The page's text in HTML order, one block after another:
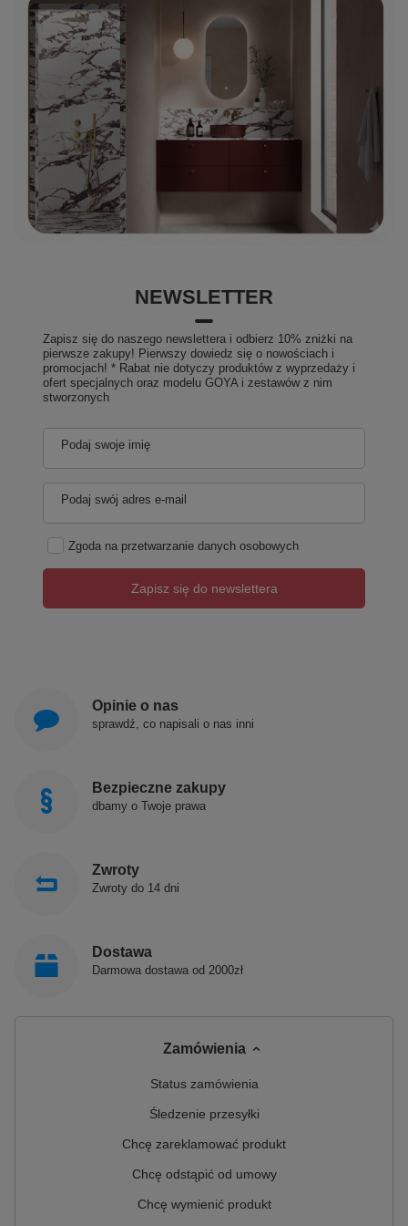
posiadany przez nas certyfikat ISO 9001:2015 oraz
liczne nagrody potwierdzające jakość POLIMAT!
Produkty POLIMAT produkowane są w Polsce!
30-letnie doświadczenie z nowoczesnym spojrzeniem
na prowadzenie biznesu. Jest innowacyjnym i
akrylu.
NEWSLETTER
Zapisz się do naszego newslettera i odbierz 10% zniżki na
pierwsze zakupy! Pierwszy dowiedz się o nowościach i
promocjach! * Rabat nie dotyczy produktów z wyprzedaży i
ofert specjalnych oraz modelu GOYA i zestawów z nim
stworzonych
Podaj swoje imię
Podaj swój adres e-mail
Zgoda na przetwarzanie danych osobowych
Zapisz się do newslettera
Opinie o nas
sprawdź, co napisali o nas inni
Bezpieczne zakupy
dbamy o Twoje prawa
Zwroty
Zwroty do 14 dni
Dostawa
Darmowa dostawa od 2000zł
Zamówienia
Status zamówienia
Śledzenie przesyłki
Chcę zareklamować produkt
Chcę odstąpić od umowy
Chcę wymienić produkt